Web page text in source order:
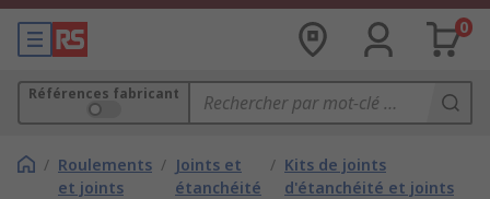
0
Références fabricant
/ Roulements
et joints
/ Joints et
étanchéité
/ Kits de joints
d'étanchéité et joints